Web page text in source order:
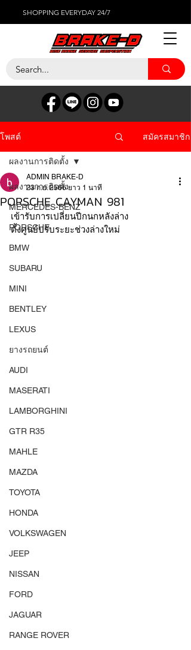
SHOPPING EVERYDAY 24/7
โพสต์ สมัครสมาชิก
ผลงานการติดตั้ง
MERCEDES-BENZ
PORSCHE
BMW
SUBARU
MINI
BENTLEY
LEXUS
ยางรถยนต์
AUDI
MASERATI
LAMBORGHINI
GTR R35
MAHLE
MAZDA
TOYOTA
HONDA
VOLKSWAGEN
JEEP
NISSAN
FORD
JAGUAR
RANGE ROVER
ผลงานการติดตั้ง
PORSCHE CAYMAN 981
ADMIN BRAKE-D
23 ก.ย. 2566 ยาว 1 นาที
เข้ารับการเปลี่ยนปีกนกหลังล่าง
ตั้งศูนย์ปรับระยะช่วงล่างใหม่